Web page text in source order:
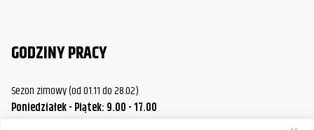
GODZINY PRACY
Sezon zimowy (od 01.11 do 28.02)
Poniedziałek - Piątek: 9.00 - 17.00